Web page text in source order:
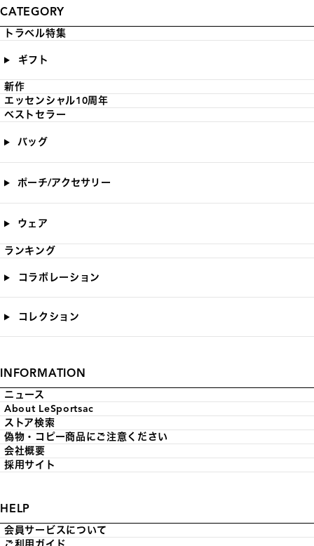
CATEGORY
トラベル特集
ギフト
新作
エッセンシャル10周年
ベストセラー
バッグ
ポーチ/アクセサリー
ウェア
ランキング
コラボレーション
コレクション
INFORMATION
ニュース
About LeSportsac
ストア検索
偽物・コピー商品にご注意ください
会社概要
採用サイト
HELP
会員サービスについて